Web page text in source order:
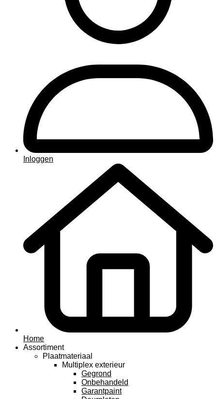
Inloggen
Home
Assortiment
Plaatmateriaal
Multiplex exterieur
Gegrond
Onbehandeld
Garantpaint